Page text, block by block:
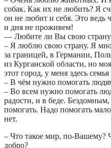
собак. Как их не любить? Я
он не любит и себя. Это
и дня не проживем!
— Любите ли Вы свою
– Я люблю свою страну. Я
за границей, в Германии,
из Курганской области, но
этот город, у меня здесь
– В чём нужно помогать
– Во всем нужно помогать
радости, и в беде. Бездомным,
помогать. Надо помогать
нет.
– Что такое мир, по-Вашему?
добро?